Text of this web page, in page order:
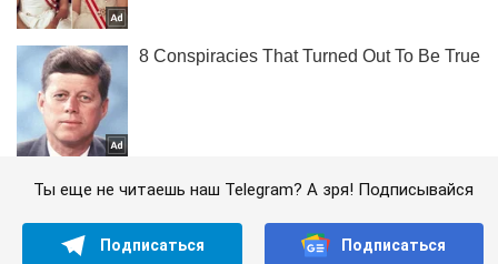
Ты еще не читаешь наш Telegram? А зря! Подписывайся
Подписаться Подписаться